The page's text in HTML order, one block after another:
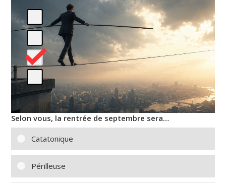
Selon vous, la rentrée de septembre sera…
Catatonique
Périlleuse